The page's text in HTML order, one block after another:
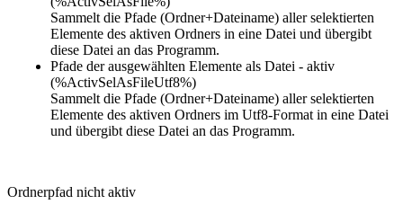
Sammelt die Pfade (Ordner+Dateiname) aller selektierten
Elemente des aktiven Ordners in eine Datei und übergibt
diese Datei an das Programm.
Pfade der ausgewählten Elemente als Datei - aktiv
(%ActivSelAsFileUtf8%)
Sammelt die Pfade (Ordner+Dateiname) aller selektierten
Elemente des aktiven Ordners im Utf8-Format in eine Datei
und übergibt diese Datei an das Programm.
Ordnerpfad nicht aktiv